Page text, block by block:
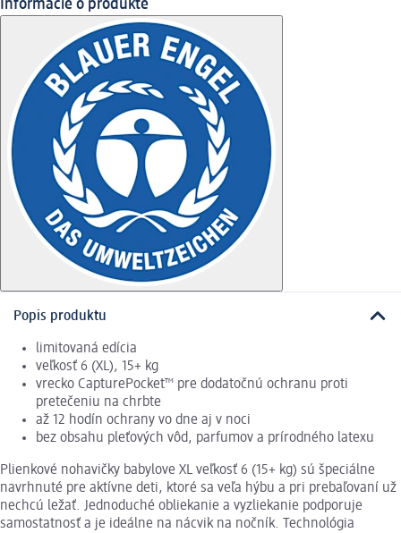
Informácie o produkte
Popis produktu
limitovaná edícia
veľkosť 6 (XL), 15+ kg
vrecko CapturePocket™ pre dodatočnú ochranu proti
pretečeniu na chrbte
až 12 hodín ochrany vo dne aj v noci
bez obsahu pleťových vôd, parfumov a prírodného latexu
Plienkové nohavičky babylove XL veľkosť 6 (15+ kg) sú špeciálne
navrhnuté pre aktívne deti, ktoré sa veľa hýbu a pri prebaľovaní už
nechcú ležať. Jednoduché obliekanie a vyzliekanie podporuje
samostatnosť a je ideálne na nácvik na nočník. Technológia